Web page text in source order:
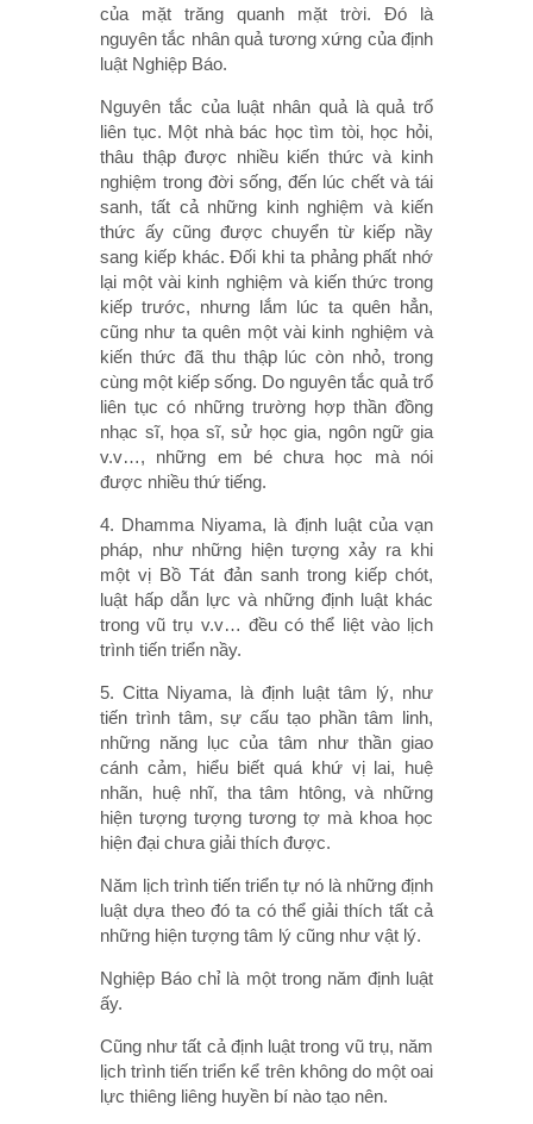
của mặt trăng quanh mặt trời. Đó là
nguyên tắc nhân quả tương xứng của định
luật Nghiệp Báo.
Nguyên tắc của luật nhân quả là quả trổ
liên tục. Một nhà bác học tìm tòi, học hỏi,
thâu thập được nhiều kiến thức và kinh
nghiệm trong đời sống, đến lúc chết và tái
sanh, tất cả những kinh nghiệm và kiến
thức ấy cũng được chuyển từ kiếp nầy
sang kiếp khác. Đối khi ta phảng phất nhớ
lại một vài kinh nghiệm và kiến thức trong
kiếp trước, nhưng lắm lúc ta quên hẳn,
cũng như ta quên một vài kinh nghiệm và
kiến thức đã thu thập lúc còn nhỏ, trong
cùng một kiếp sống. Do nguyên tắc quả trổ
liên tục có những trường hợp thần đồng
nhạc sĩ, họa sĩ, sử học gia, ngôn ngữ gia
v.v…, những em bé chưa học mà nói
được nhiều thứ tiếng.
4. Dhamma Niyama, là định luật của vạn
pháp, như những hiện tượng xảy ra khi
một vị Bồ Tát đản sanh trong kiếp chót,
luật hấp dẫn lực và những định luật khác
trong vũ trụ v.v… đều có thể liệt vào lịch
trình tiến triển nầy.
5. Citta Niyama, là định luật tâm lý, như
tiến trình tâm, sự cấu tạo phần tâm linh,
những năng lục của tâm như thần giao
cánh cảm, hiểu biết quá khứ vị lai, huệ
nhãn, huệ nhĩ, tha tâm htông, và những
hiện tượng tượng tương tợ mà khoa học
hiện đại chưa giải thích được.
Năm lịch trình tiến triển tự nó là những định
luật dựa theo đó ta có thể giải thích tất cả
những hiện tượng tâm lý cũng như vật lý.
Nghiệp Báo chỉ là một trong năm định luật
ấy.
Cũng như tất cả định luật trong vũ trụ, năm
lịch trình tiến triển kể trên không do một oai
lực thiêng liêng huyền bí nào tạo nên.